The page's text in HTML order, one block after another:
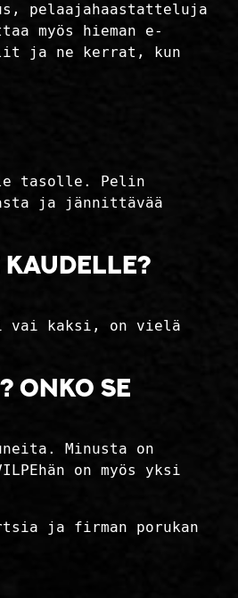
pelaajahaastatteluja
myös hieman e-
ja ne kerrat, kun
tasolle. Pelin
ja jännittävää
vai kaksi, on vielä
se
Minusta on
on myös yksi
ja firman porukan